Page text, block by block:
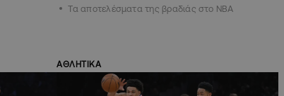
Τα αποτελέσματα της βραδιάς στο ΝΒΑ
ΑΘΛΗΤΙΚΑ